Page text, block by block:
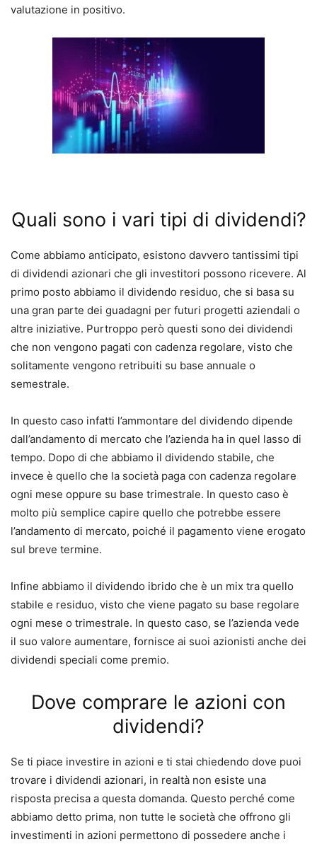
valutazione in positivo.
Quali sono i vari tipi di dividendi?
Come abbiamo anticipato, esistono davvero tantissimi tipi
di dividendi azionari che gli investitori possono ricevere. Al
primo posto abbiamo il dividendo residuo, che si basa su
una gran parte dei guadagni per futuri progetti aziendali o
altre iniziative. Purtroppo però questi sono dei dividendi
che non vengono pagati con cadenza regolare, visto che
solitamente vengono retribuiti su base annuale o
semestrale.
In questo caso infatti l’ammontare del dividendo dipende
dall’andamento di mercato che l’azienda ha in quel lasso di
tempo. Dopo di che abbiamo il dividendo stabile, che
invece è quello che la società paga con cadenza regolare
ogni mese oppure su base trimestrale. In questo caso è
molto più semplice capire quello che potrebbe essere
l’andamento di mercato, poiché il pagamento viene erogato
sul breve termine.
Infine abbiamo il dividendo ibrido che è un mix tra quello
stabile e residuo, visto che viene pagato su base regolare
ogni mese o trimestrale. In questo caso, se l’azienda vede
il suo valore aumentare, fornisce ai suoi azionisti anche dei
dividendi speciali come premio.
Dove comprare le azioni con
dividendi?
Se ti piace investire in azioni e ti stai chiedendo dove puoi
trovare i dividendi azionari, in realtà non esiste una
risposta precisa a questa domanda. Questo perché come
abbiamo detto prima, non tutte le società che offrono gli
investimenti in azioni permettono di possedere anche i